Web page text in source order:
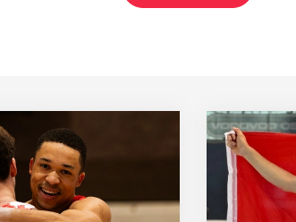
Fraser gewinnen das 42.